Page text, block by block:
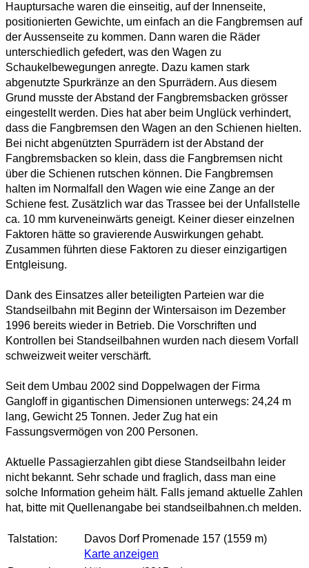
Hauptursache waren die einseitig, auf der Innenseite,
positionierten Gewichte, um einfach an die Fangbremsen auf
der Aussenseite zu kommen. Dann waren die Räder
unterschiedlich gefedert, was den Wagen zu
Schaukelbewegungen anregte. Dazu kamen stark
abgenutzte Spurkränze an den Spurrädern. Aus diesem
Grund musste der Abstand der Fangbremsbacken grösser
eingestellt werden. Dies hat aber beim Unglück verhindert,
dass die Fangbremsen den Wagen an den Schienen hielten.
Bei nicht abgenützten Spurrädern ist der Abstand der
Fangbremsbacken so klein, dass die Fangbremsen nicht
über die Schienen rutschen können. Die Fangbremsen
halten im Normalfall den Wagen wie eine Zange an der
Schiene fest. Zusätzlich war das Trassee bei der Unfallstelle
ca. 10 mm kurveneinwärts geneigt. Keiner dieser einzelnen
Faktoren hätte so gravierende Auswirkungen gehabt.
Zusammen führten diese Faktoren zu dieser einzigartigen
Entgleisung.
Dank des Einsatzes aller beteiligten Parteien war die
Standseilbahn mit Beginn der Wintersaison im Dezember
1996 bereits wieder in Betrieb. Die Vorschriften und
Kontrollen bei Standseilbahnen wurden nach diesem Vorfall
schweizweit weiter verschärft.
Seit dem Umbau 2002 sind Doppelwagen der Firma
Gangloff in gigantischen Dimensionen unterwegs: 24,24 m
lang, Gewicht 25 Tonnen. Jeder Zug hat ein
Fassungsvermögen von 200 Personen.
Aktuelle Passagierzahlen gibt diese Standseilbahn leider
nicht bekannt. Sehr schade und fraglich, dass man eine
solche Information geheim hält. Falls jemand aktuelle Zahlen
hat, bitte mit Quellenangabe bei standseilbahnen.ch melden.
Talstation:
Davos Dorf Promenade 157 (1559 m)
Karte anzeigen